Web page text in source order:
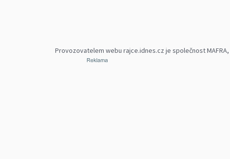
Provozovatelem webu rajce.idnes.cz je společnost MAFRA,